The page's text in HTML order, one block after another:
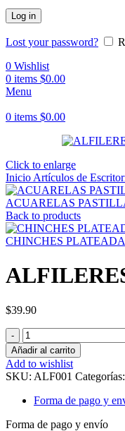
Log in
Lost your password?
0 Wishlist
0 items $0.00
Menu
0 items $0.00
Click to enlarge
Inicio Artículos de
ACUARELAS
Back to products
CHINCHES
$39.90
ALFILERES
RM
CAJA
X
50
GRS.
cantidad
Añadir al carrito
Add to wishlist
SKU: ALF001 Categorías:
Forma de pago y
Forma de pago y envío